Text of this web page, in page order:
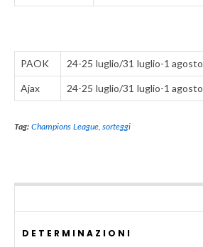
PAOK 24-25 luglio/31 luglio-1 agosto
Ajax 24-25 luglio/31 luglio-1 agosto
Tag: Champions League,sorteggi
DETERMINAZIONI